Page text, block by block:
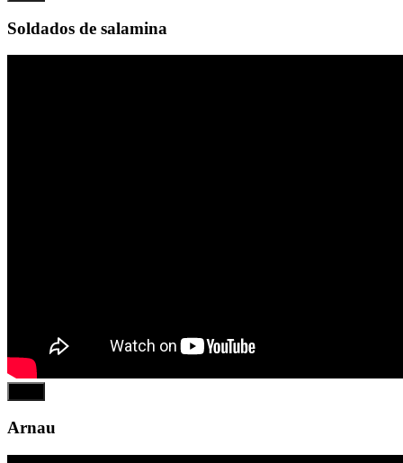
Soldados de salamina
Arnau